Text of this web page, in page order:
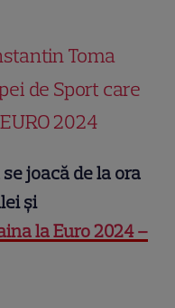
Toma
de Sport care
2024
joacă de la ora
și
la Euro 2024 –